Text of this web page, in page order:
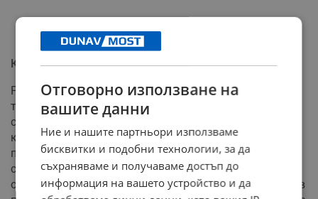
Кампанийност вместо истински професионализъм
Румен Петков призова за публични отговори относно
това дали е имало оказван натиск върху главния
секретар или умишлено бездействие по конкретни
казуси. Той коментира и слуховете за бъдеща
политическа кариера на Кандев, като изрази
скептицизъм поради демонстрираната липса на
отговорност към институцията, която го е изградила в
Отговорно използване на
вашите данни
Ние и нашите партньори използваме
бисквитки и подобни технологии, за да
съхраняваме и получаваме достъп до
информация на вашето устройство и да